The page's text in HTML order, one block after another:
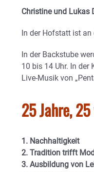
Christine und Lukas
In der Hofstatt ist an
In der Backstube
10 bis 14 Uhr. In
Live-Musik von
25 Jahre,
1. Nachhaltigkeit
2. Tradition trifft
3. Ausbildung von